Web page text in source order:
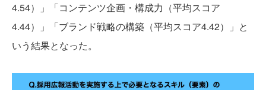
4.54）」「コンテンツ企画・構成力（平均スコア
4.44）」「ブランド戦略の構築（平均スコア4.42）」と
いう結果となった。